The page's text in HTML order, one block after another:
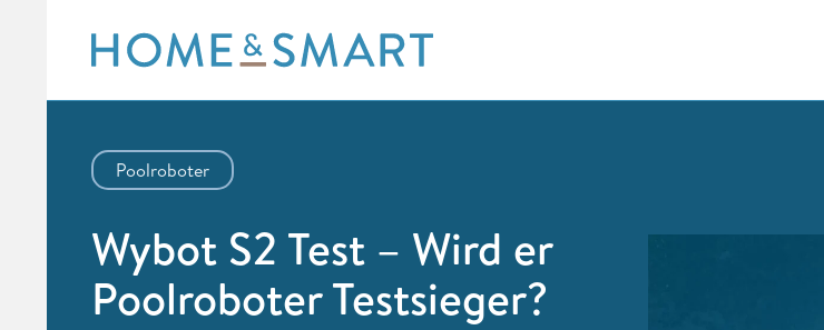
content
Poolroboter
Wybot S2 Test – Wird er
Poolroboter Testsieger?